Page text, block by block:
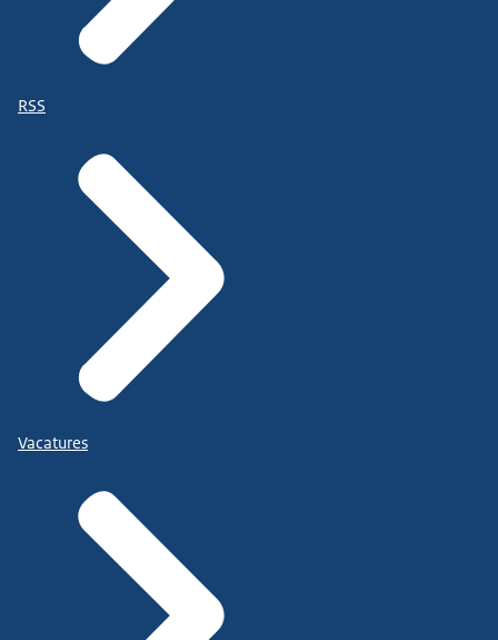
RSS
Vacatures